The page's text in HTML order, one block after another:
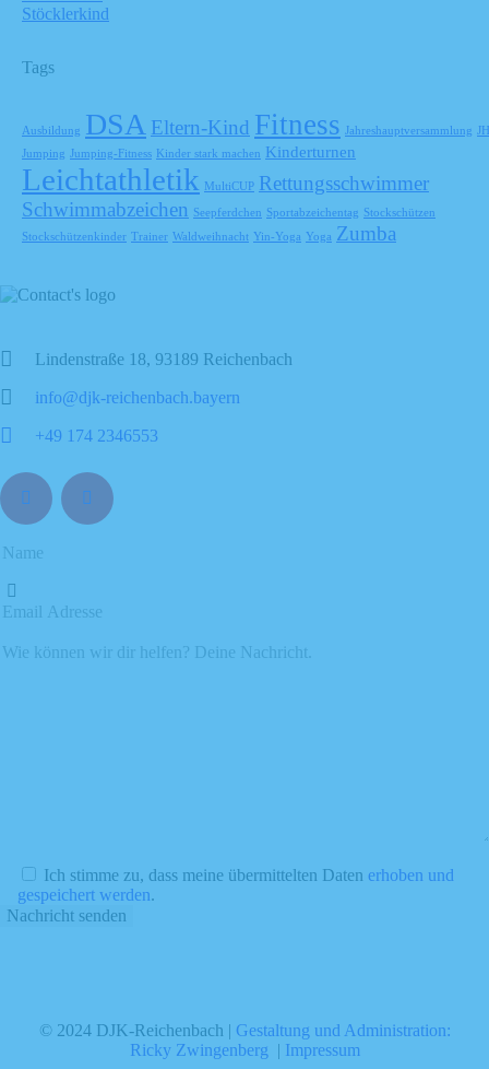
Tags
Ausbildung DSA Eltern-Kind Fitness Jahreshauptversammlung
Jumping
Jumping-Fitness Kinder stark machen Kinderturnen
Leichtathletik MultiCUP Rettungsschwimmer
Schwimmabzeichen
Seepferdchen Sportabzeichentag Stockschützen
Stockschützenkinder Trainer Waldweihnacht Yin-Yoga Yoga Zumba
Lindenstraße 18, 93189 Reichenbach
info@djk-reichenbach.bayern
+49 174 2346553
Ich stimme zu, dass meine übermittelten Daten erhoben und
gespeichert werden.
© 2024 DJK-Reichenbach | Gestaltung und Administration:
Ricky Zwingenberg | Impressum